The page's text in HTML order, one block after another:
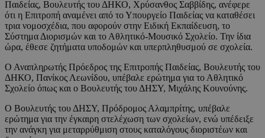
Παιδείας, Βουλευτής του ΔΗΚΟ, Χρύσανθος Σαββίδης, ανέφερε
ότι η Επιτροπή αναμένει από το Υπουργείο Παιδείας να καταθέσει
τρια νομοσχέδια, που αφορούν στην Ειδική Εκπαίδευση, το
Σύστημα Διορισμών και το Αθλητικό-Μουσικό Σχολείο. Την ίδια
ώρα, έθεσε ζητήματα υποδομών και υπερπληθυσμού σε σχολεία.
Ο Αναπληρωτής Πρόεδρος της Επιτροπής Παιδείας, Βουλευτής του
ΔΗΚΟ, Πανίκος Λεωνίδου, υπέβαλε ερώτημα για το Αθλητικό
Σχολείο όπως και ο Βουλευτής του ΔΗΣΥ, Μιχάλης Κουνούνης.
Ο Βουλευτής του ΔΗΣΥ, Πρόδρομος Αλαμπρίτης, υπέβαλε
ερώτημα για την έγκαιρη στελέχωση των σχολείων, ενώ υπέδειξε
την ανάγκη για μεταρρύθμιση στους καταλόγους διοριστέων και